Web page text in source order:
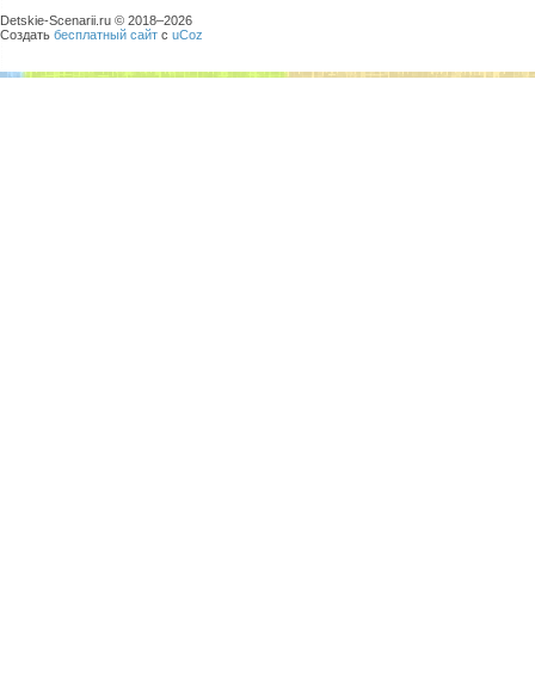
Detskie-Scenarii.ru © 2018–2026
Создать бесплатный сайт с uCoz